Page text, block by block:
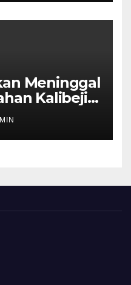
Meninggal
Kalibeji,
Ada